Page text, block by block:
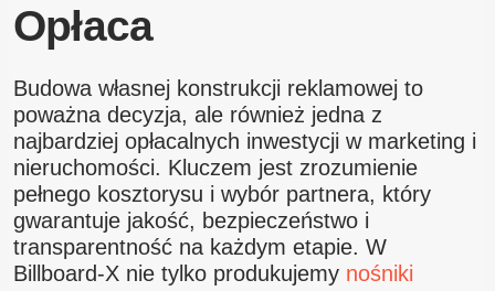
Opłaca
Budowa własnej konstrukcji reklamowej to
poważna decyzja, ale również jedna z
najbardziej opłacalnych inwestycji w marketing i
nieruchomości. Kluczem jest zrozumienie
pełnego kosztorysu i wybór partnera, który
gwarantuje jakość, bezpieczeństwo i
transparentność na każdym etapie. W
Billboard-X nie tylko produkujemy nośniki